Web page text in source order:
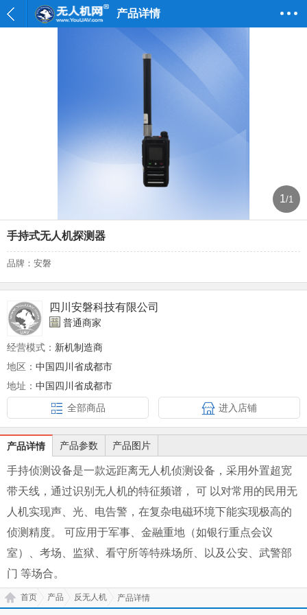
产品详情
1/1
⼿持式⽆⼈机探测器
品牌：安磐
四川安磐科技有限公司
普通商家
经营模式： 新机制造商
地区： 中国四川省成都市
地址： 中国四川省成都市
全部商品
进入店铺
产品详情 产品参数 产品图片
⼿持侦测设备是⼀款远距离⽆⼈机侦测设备，采⽤外置超宽
带天线，通过识别⽆⼈机的特征频谱， 可 以对常⽤的⺠⽤⽆
⼈机实现声、光、电告警，在复杂电磁环境下能实现极⾼的
侦测精度。 可应⽤于军事、⾦融重地（如银⾏重点会议
室）、考场、监狱、看守所等特殊场所、以及公安、武警部
⻔ 等场合。
首页 产品 反无人机 产品详情